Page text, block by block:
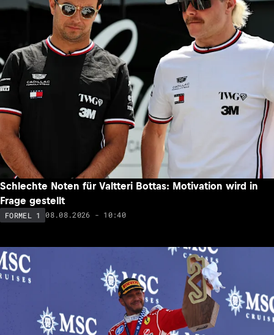
Schlechte Noten für Valtteri Bottas: Motivation wird in
Frage gestellt
FORMEL 1 08.08.2026 - 10:40